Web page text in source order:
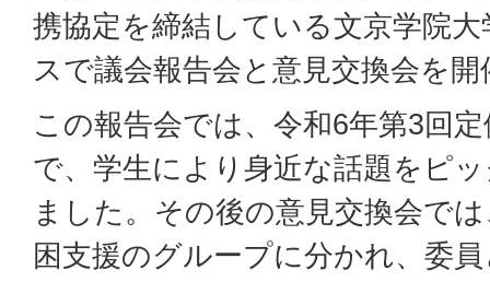
携協定を締結している文京学院
スで議会報告会と意見交換会を
この報告会では、令和6年第3回
で、学生により身近な話題をピ
ました。その後の意見交換会で
困支援のグループに分かれ、委